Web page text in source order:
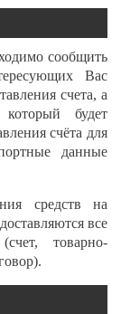
сообщить
Вас
счета, а
будет
счёта для
данные
средств на
все
товарно-